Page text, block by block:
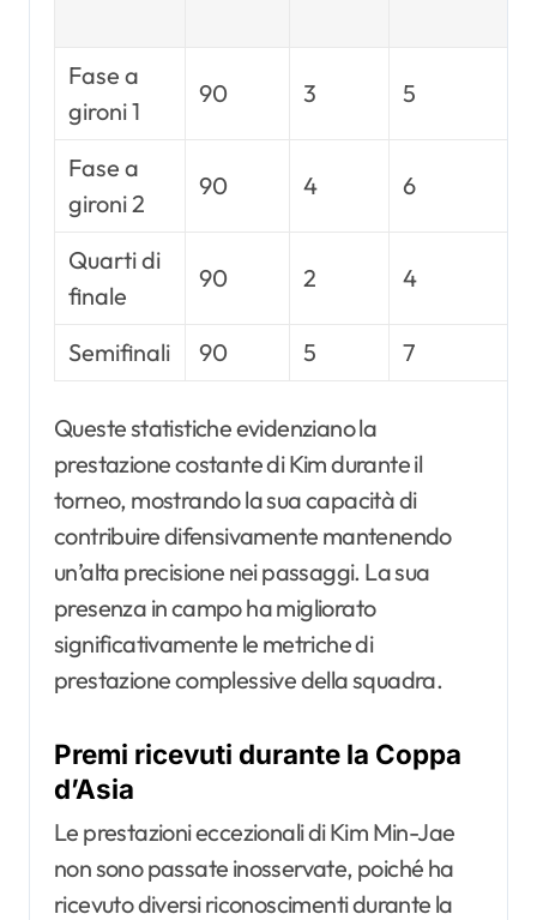
Fase a
gironi 1
90 3 5
Fase a
gironi 2
90 4 6
Quarti di
finale
90 2 4
Semifinali 90 5 7
Queste statistiche evidenziano la
prestazione costante di Kim durante il
torneo, mostrando la sua capacità di
contribuire difensivamente mantenendo
un’alta precisione nei passaggi. La sua
presenza in campo ha migliorato
significativamente le metriche di
prestazione complessive della squadra.
Premi ricevuti durante la Coppa
d’Asia
Le prestazioni eccezionali di Kim Min-Jae
non sono passate inosservate, poiché ha
ricevuto diversi riconoscimenti durante la